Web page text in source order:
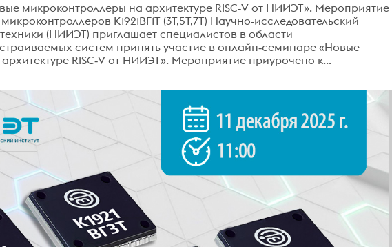
микроконтроллеры на архитектуре RISC‑V от НИИЭТ». Мероприятие
К1921ВГ1Т (3Т,5Т,7Т) Научно‑исследовательский
(НИИЭТ) приглашает специалистов в области
систем принять участие в онлайн‑семинаре «Новые
RISC‑V от НИИЭТ». Мероприятие приурочено к...